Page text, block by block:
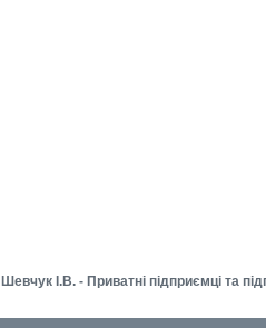
І.В. - Приватні підприємці та